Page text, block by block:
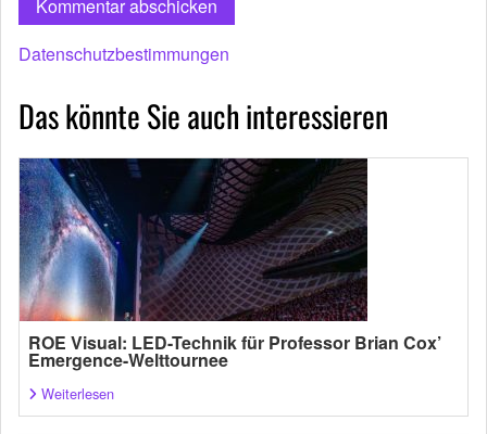
Datenschutzbestimmungen
Das könnte Sie auch interessieren
ROE Visual: LED-Technik für Professor Brian Cox’
Emergence-Welttournee
Weiterlesen